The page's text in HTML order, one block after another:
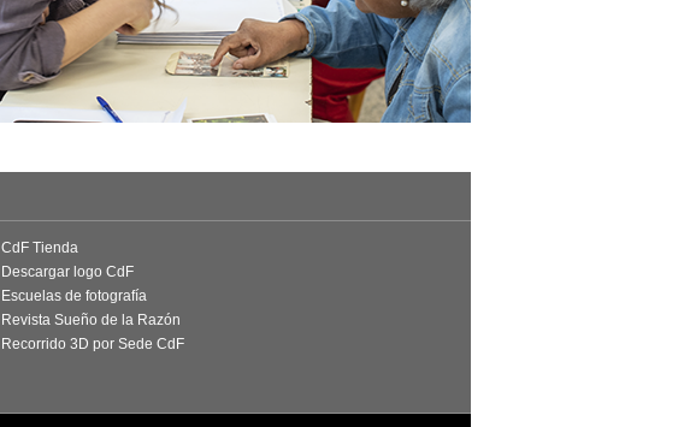
CdF Tienda
Descargar logo CdF
Escuelas de fotografía
Revista Sueño de la Razón
Recorrido 3D por Sede CdF